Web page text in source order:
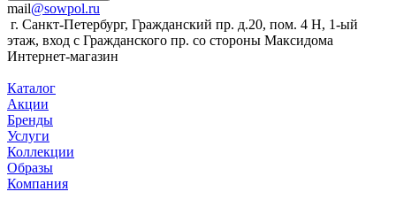
mail@sowpol.ru
г. Санкт-Петербург, Гражданский пр. д.20, пом. 4 Н, 1-ый
этаж, вход с Гражданского пр. со стороны Максидома
Интернет-магазин
Каталог
Акции
Бренды
Услуги
Коллекции
Образы
Компания